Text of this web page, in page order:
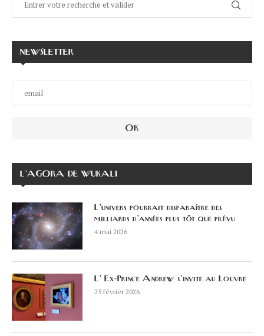
NEWSLETTER
L’AGORA DE WUKALI
L’univers pourrait disparaître des
milliards d’années plus tôt que prévu
4 mai 2026
L’ Ex-Prince Andrew s’invite au Louvre
25 février 2026